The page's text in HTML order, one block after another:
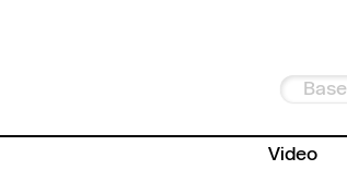
Basel
Video